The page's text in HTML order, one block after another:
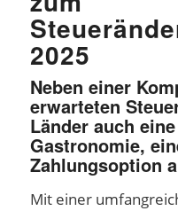
2025
Neben einer
erwarteten
Länder auch
Gastronomie,
Zahlungsoption
Mit einer